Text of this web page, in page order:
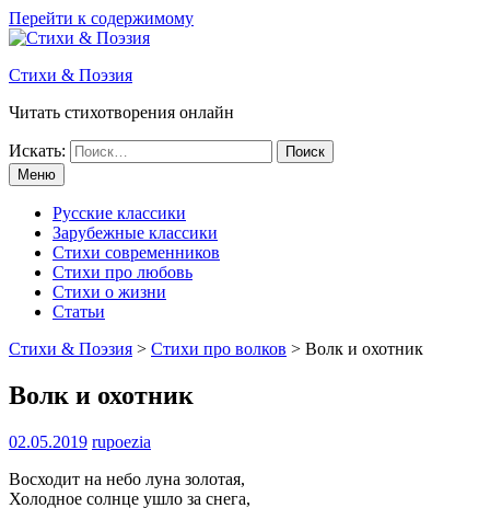
Перейти к содержимому
Стихи & Поэзия
Читать стихотворения онлайн
Искать:
Меню
Русские классики
Зарубежные классики
Стихи современников
Стихи про любовь
Стихи о жизни
Статьи
Стихи & Поэзия > Стихи про волков > Волк и охотник
Волк и охотник
02.05.2019 rupoezia
Восходит на небо луна золотая,
Холодное солнце ушло за снега,